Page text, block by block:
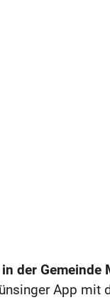
der Gemeinde
App mit